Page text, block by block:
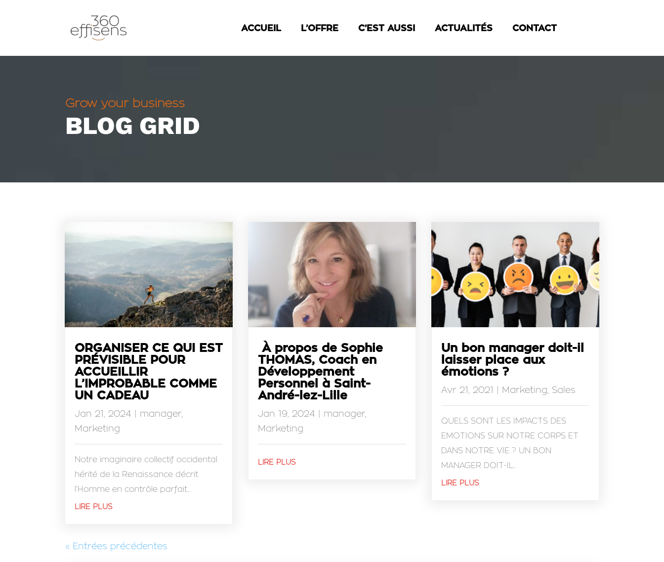
ACCUEIL L’OFFRE C’EST AUSSI ACTUALITÉS CONTACT
Grow your business
BLOG GRID
ORGANISER CE QUI EST
PRÉVISIBLE POUR
ACCUEILLIR
L’IMPROBABLE COMME
UN CADEAU
Jan 21, 2024 manager
Marketing
Notre imaginaire collectif occidental
hérité de la Renaissance décrit
l’Homme en contrôle parfait...
LIRE PLUS
À propos de Sophie
THOMAS, Coach en
Développement
Personnel à Saint-
André-lez-Lille
Jan 19, 2024 manager,
Marketing
LIRE PLUS
Un bon manager doit-il
laisser place aux
émotions ?
Avr 21, 2021 Marketing Sales
QUELS SONT LES IMPACTS DES
EMOTIONS SUR NOTRE CORPS ET
DANS NOTRE VIE ? UN BON
MANAGER DOIT-IL...
LIRE PLUS
« Entrées précédentes